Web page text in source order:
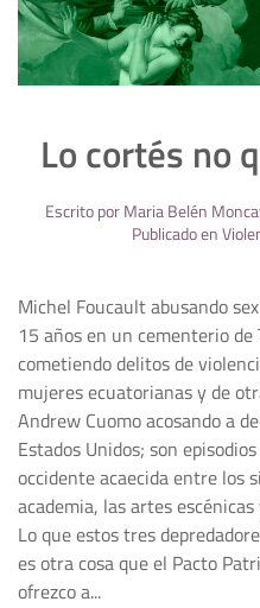
Lo cortés no
Escrito porMaria Belén
Publicado en
Michel Foucault abusando
15 años en un cementerio
cometiendo delitos de
mujeres ecuatorianas y de
Andrew Cuomo acosando a
Estados Unidos; son
occidente acaecida entre los
academia, las artes
Lo que estos tres
es otra cosa que el Pacto
ofrezco a...